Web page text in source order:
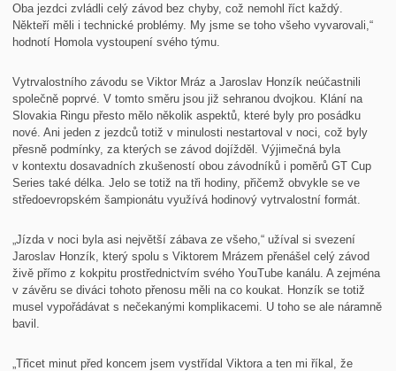
Oba jezdci zvládli celý závod bez chyby, což nemohl říct každý.
Někteří měli i technické problémy. My jsme se toho všeho vyvarovali,“
hodnotí Homola vystoupení svého týmu.
Vytrvalostního závodu se Viktor Mráz a Jaroslav Honzík neúčastnili
společně poprvé. V tomto směru jsou již sehranou dvojkou. Klání na
Slovakia Ringu přesto mělo několik aspektů, které byly pro posádku
nové. Ani jeden z jezdců totiž v minulosti nestartoval v noci, což byly
přesně podmínky, za kterých se závod dojížděl. Výjimečná byla
v kontextu dosavadních zkušeností obou závodníků i poměrů GT Cup
Series také délka. Jelo se totiž na tři hodiny, přičemž obvykle se ve
středoevropském šampionátu využívá hodinový vytrvalostní formát.
„Jízda v noci byla asi největší zábava ze všeho,“ užíval si svezení
Jaroslav Honzík, který spolu s Viktorem Mrázem přenášel celý závod
živě přímo z kokpitu prostřednictvím svého YouTube kanálu. A zejména
v závěru se diváci tohoto přenosu měli na co koukat. Honzík se totiž
musel vypořádávat s nečekanými komplikacemi. U toho se ale náramně
bavil.
„Třicet minut před koncem jsem vystřídal Viktora a ten mi říkal, že